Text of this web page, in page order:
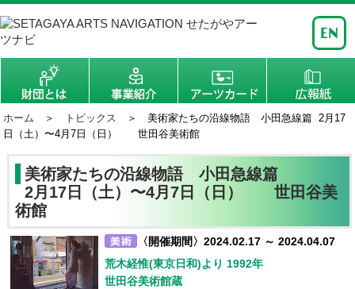
ホーム ＞ トピックス
＞ 美術家たちの沿線物語 小田急線篇 2月17
日（土）〜4月7日（日） 世田谷美術館
美術家たちの沿線物語 小田急線篇
2月17日（土）〜4月7日（日） 世田谷美
術館
〈開催期間〉2024.02.17 ～ 2024.04.07
荒木経惟(東京日和)より 1992年
世田谷美術館蔵